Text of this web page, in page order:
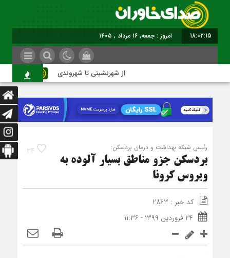
18:02:16 امروز : جمعه, ۱۶ مرداد , ۱۴۰۵
از شهرنشینی تا شهروندی
34 رئیس شبکه بهداشت و درمان بردسکن:
بردسکن جزو مناطق بسیار آلوده به
ویروس کرونا
کد خبر : 2863
۲۴ فروردین ۱۳۹۹ - ۱۱:۳۶